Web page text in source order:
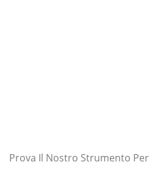
Prova Il Nostro Strumento